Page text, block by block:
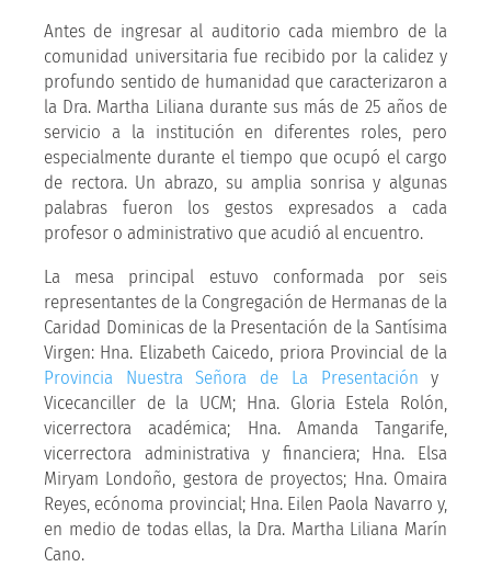
Antes de ingresar al auditorio cada miembro de la
comunidad universitaria fue recibido por la calidez y
profundo sentido de humanidad que caracterizaron a
la Dra. Martha Liliana durante sus más de 25 años de
servicio a la institución en diferentes roles, pero
especialmente durante el tiempo que ocupó el cargo
de rectora. Un abrazo, su amplia sonrisa y algunas
palabras fueron los gestos expresados a cada
profesor o administrativo que acudió al encuentro.
La mesa principal estuvo conformada por seis
representantes de la Congregación de Hermanas de la
Caridad Dominicas de la Presentación de la Santísima
Virgen: Hna. Elizabeth Caicedo, priora Provincial de la
Provincia Nuestra Señora de La Presentación y
Vicecanciller de la UCM; Hna. Gloria Estela Rolón,
vicerrectora académica; Hna. Amanda Tangarife,
vicerrectora administrativa y financiera; Hna. Elsa
Miryam Londoño, gestora de proyectos; Hna. Omaira
Reyes, ecónoma provincial; Hna. Eilen Paola Navarro y,
en medio de todas ellas, la Dra. Martha Liliana Marín
Cano.